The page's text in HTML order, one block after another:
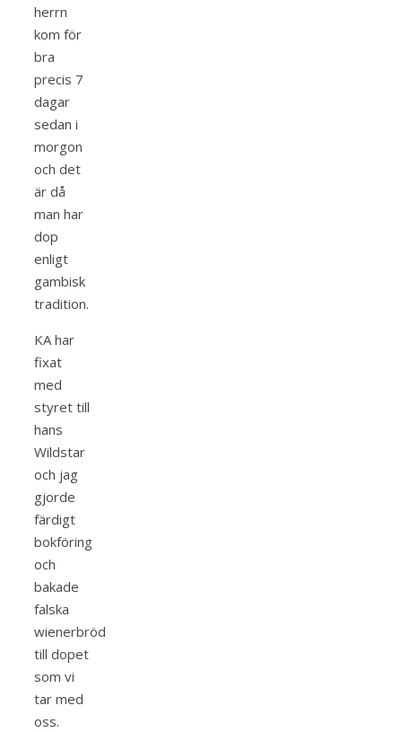
herrn
kom för
bra
precis 7
dagar
sedan i
morgon
och det
är då
man har
dop
enligt
gambisk
tradition.
KA har
fixat
med
styret till
hans
Wildstar
och jag
gjorde
färdigt
bokföring
och
bakade
falska
wienerbröd
till dopet
som vi
tar med
oss.